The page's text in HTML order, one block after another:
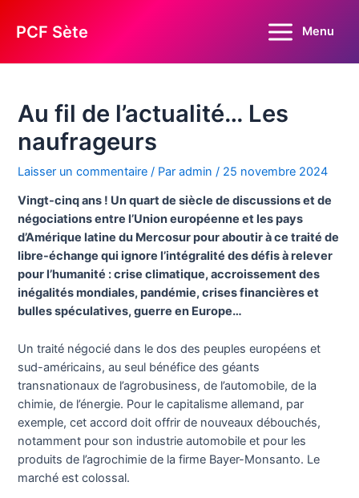
PCF Sète
Main
Menu
Au fil de l’actualité… Les
naufrageurs
Laisser un commentaire / Paradmin/ 25 novembre 2024
Vingt-cinq ans ! Un quart de siècle de discussions et de
négociations entre l’Union européenne et les pays
d’Amérique latine du Mercosur pour aboutir à ce traité de
libre-échange qui ignore l’intégralité des défis à relever
pour l’humanité : crise climatique, accroissement des
inégalités mondiales, pandémie, crises financières et
bulles spéculatives, guerre en Europe…
Un traité négocié dans le dos des peuples européens et
sud-américains, au seul bénéfice des géants
transnationaux de l’agrobusiness, de l’automobile, de la
chimie, de l’énergie. Pour le capitalisme allemand, par
exemple, cet accord doit offrir de nouveaux débouchés,
notamment pour son industrie automobile et pour les
produits de l’agrochimie de la firme Bayer-Monsanto. Le
marché est colossal.